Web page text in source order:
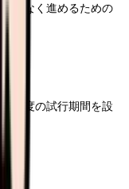
乱なく進めるための
程度の試行期間を設